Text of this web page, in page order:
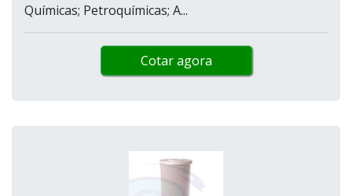
Químicas; Petroquímicas; A...
Cotar agora